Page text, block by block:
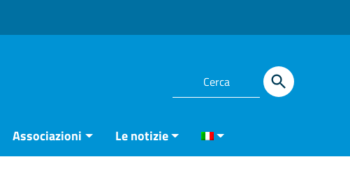
Associazioni Le notizie